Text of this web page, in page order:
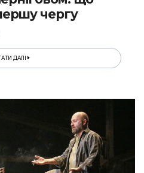
чергу
ДАЛІ